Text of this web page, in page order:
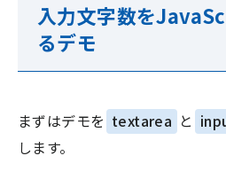
入力文字数を
るデモ
まずはデモを textarea と
します。